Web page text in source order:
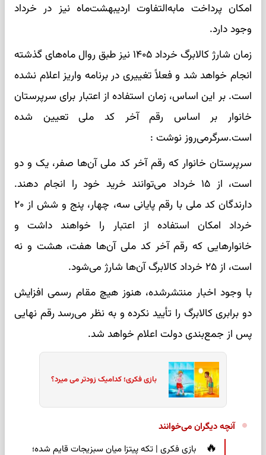
امکان پرداخت مابه‌التفاوت اردیبهشت‌ماه نیز در خرداد
وجود دارد.
زمان شارژ کالابرگ خرداد ۱۴۰۵ نیز طبق روال ماه‌های گذشته
انجام خواهد شد و فعلاً تغییری در برنامه واریز اعلام نشده
است. بر این اساس، زمان استفاده از اعتبار برای سرپرستان
خانوار بر اساس رقم آخر کد ملی تعیین شده
است.سرگرمی‌روز نوشت :
سرپرستان خانوار که رقم آخر کد ملی آن‌ها صفر، یک و دو
است، از ۱۵ خرداد می‌توانند خرید خود را انجام دهند.
دارندگان کد ملی با رقم پایانی سه، چهار، پنج و شش از ۲۰
خرداد امکان استفاده از اعتبار را خواهند داشت و
خانوارهایی که رقم آخر کد ملی آن‌ها هفت، هشت و نه
است، از ۲۵ خرداد کالابرگ آن‌ها شارژ می‌شود.
با وجود اخبار منتشرشده، هنوز هیچ مقام رسمی افزایش
دو برابری کالابرگ را تأیید نکرده و به نظر می‌رسد رقم نهایی
پس از جمع‌بندی دولت اعلام خواهد شد.
بازی فکری؛ کدامیک زودتر می میرد؟
آنچه دیگران می‌خوانند
بازی فکری | تکه پیتزا میان سبزیجات قایم شده؛